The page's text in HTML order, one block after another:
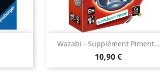
Wazabi - Supplément Piment...
Prix
10,90 €
 Aperçu rapide